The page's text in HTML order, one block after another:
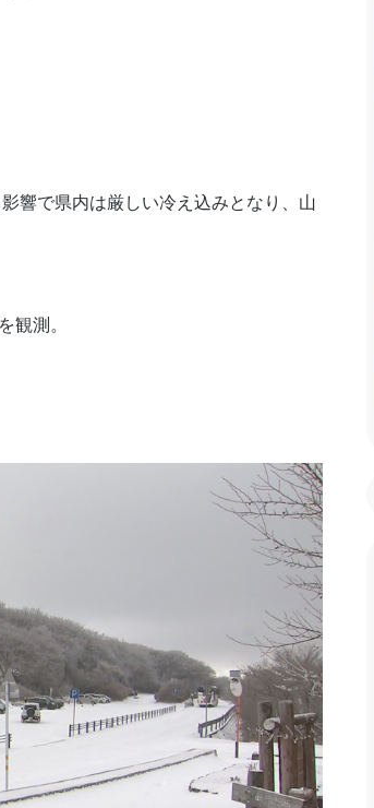
響で県内は厳しい冷え込みとなり、山
観測。